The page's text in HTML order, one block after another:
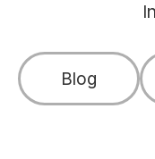
Blog